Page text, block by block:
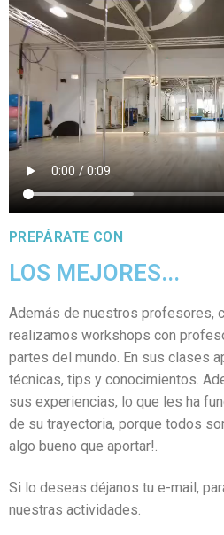
PREPÁRATE CON
LOS MEJORES...
Además de nuestros profesores,
realizamos workshops con
partes del mundo. En sus clases
técnicas, tips y conocimientos.
sus experiencias, lo que les ha
de su trayectoria, porque todos
algo bueno que aportar!.
Si lo deseas déjanos tu e-mail,
nuestras actividades.